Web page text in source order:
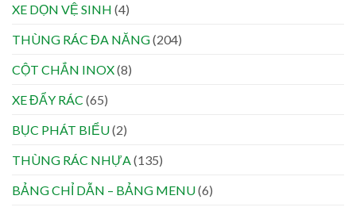
XE DỌN VỆ SINH (4)
THÙNG RÁC ĐA NĂNG(204)
CỘT CHẮN INOX(8)
XE ĐẨY RÁC (65)
BỤC PHÁT BIỂU(2)
THÙNG RÁC NHỰA(135)
BẢNG CHỈ DẪN – BẢNG MENU(6)